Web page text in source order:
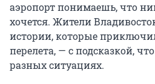
аэропорт понимаешь, что
хочется. Жители
истории, которые
перелета, — с подсказкой,
разных ситуациях.